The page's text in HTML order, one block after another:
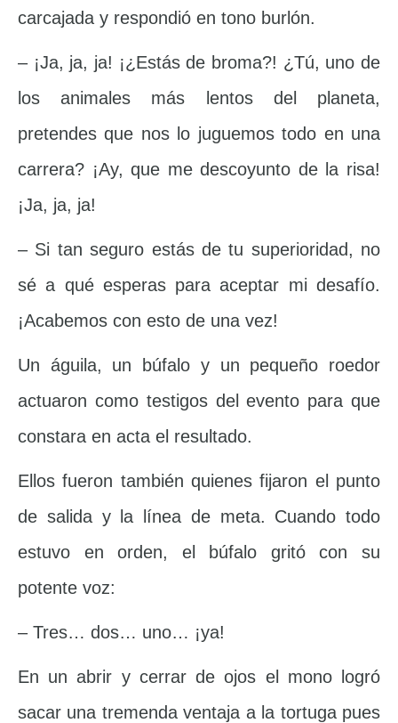
carcajada y respondió en tono burlón.
– ¡Ja, ja, ja! ¡¿Estás de broma?! ¿Tú, uno de
los animales más lentos del planeta,
pretendes que nos lo juguemos todo en una
carrera? ¡Ay, que me descoyunto de la risa!
¡Ja, ja, ja!
– Si tan seguro estás de tu superioridad, no
sé a qué esperas para aceptar mi desafío.
¡Acabemos con esto de una vez!
Un águila, un búfalo y un pequeño roedor
actuaron como testigos del evento para que
constara en acta el resultado.
Ellos fueron también quienes fijaron el punto
de salida y la línea de meta. Cuando todo
estuvo en orden, el búfalo gritó con su
potente voz:
– Tres… dos… uno… ¡ya!
En un abrir y cerrar de ojos el mono logró
sacar una tremenda ventaja a la tortuga pues